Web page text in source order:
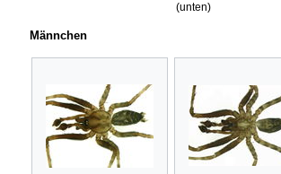
(unten)
Männchen